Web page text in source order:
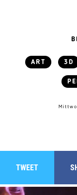
ART 3D
TWEET